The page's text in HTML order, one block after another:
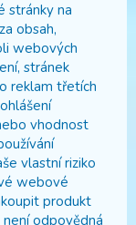
stránky na
obsah,
webových
stránek
reklam třetích
vhodnost
vlastní riziko
webové
produkt
odpovědná